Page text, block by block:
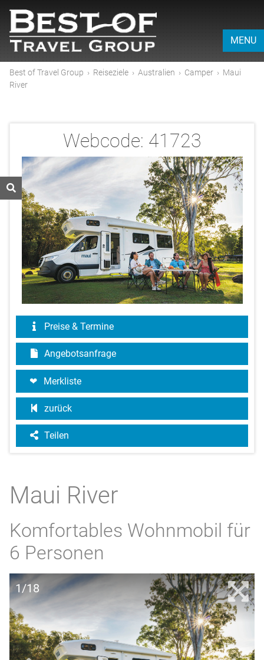
MENU
Best of Travel Group › Reiseziele › Australien › Camper › Maui
River
Webcode: 41723
Preise & Termine
Angebotsanfrage
Merkliste
zurück
Teilen
Maui River
Komfortables Wohnmobil für
6 Personen
1/18